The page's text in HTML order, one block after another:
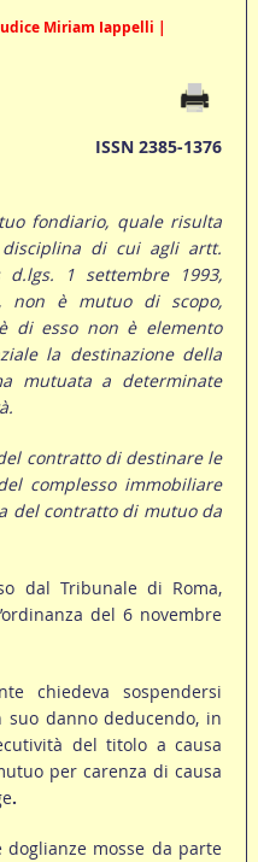
Miriam Iappelli |
ISSN 2385-1376
fondiario, quale risulta
di cui agli artt.
d.lgs. 1 settembre 1993,
non è mutuo di scopo,
di esso non è elemento
la destinazione della
mutuata a determinate
contratto di destinare le
complesso immobiliare
del contratto di mutuo da
dal Tribunale di Roma,
del 6 novembre
chiedeva sospendersi
suo danno deducendo, in
del titolo a causa
per carenza di causa
.
mosse da parte